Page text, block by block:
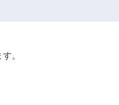
。